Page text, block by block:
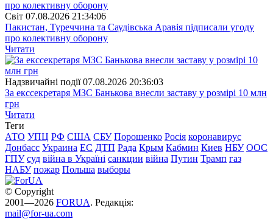
Свiт 07.08.2026 21:34:06
Пакистан, Туреччина та Саудівська Аравія підписали угоду
про колективну оборону
Читати
Надзвичайні події 07.08.2026 20:36:03
За екссекретаря МЗС Банькова внесли заставу у розмірі 10 млн
грн
Читати
Теги
АТО УПЦ РФ США СБУ Порошенко Росія коронавирус
Донбасс Украина ЕС ДТП Рада Крым Кабмин Киев НБУ ООС
ГПУ суд війна в Україні санкции війна Путин Трамп газ
НАБУ пожар Польша выборы
© Copyright
2001—2026 FORUA. Редакція:
mail@for-ua.com